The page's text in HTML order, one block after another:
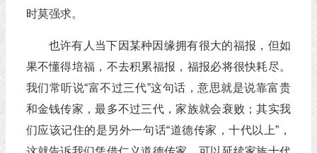
时莫强求。
也许有人当下因某种因缘拥有很大的福报，但如
果不懂得培福，不去积累福报，福报必将很快耗尽。
我们常听说“富不过三代”这句话，意思就是说靠富贵
和金钱传家，最多不过三代，家族就会衰败；其实我
们应该记住的是另外一句话“道德传家，十代以上”，